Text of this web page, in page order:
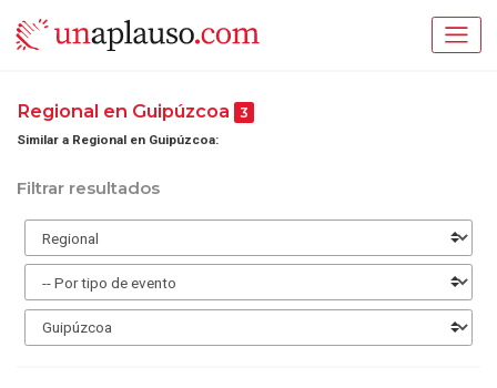
Regional en Guipúzcoa 3
Similar a Regional en Guipúzcoa:
Filtrar resultados